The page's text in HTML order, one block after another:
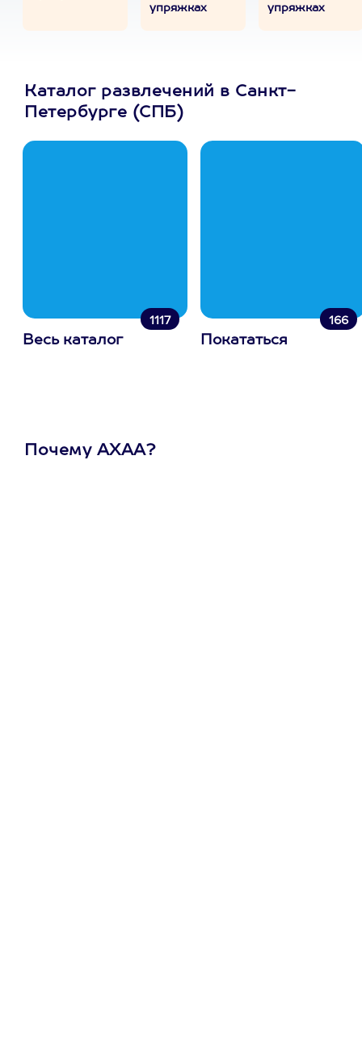
упряжках
упряжках
Каталог развлечений в Санкт-
Петербурге (СПБ)
1117
Весь каталог
166
Покататься
Почему АХАА?